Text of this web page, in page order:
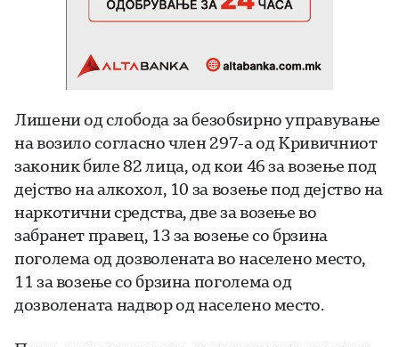
Лишени од слобода за безобѕирно управување
на возило согласно член 297-а од Кривичниот
законик биле 82 лица, од кои 46 за возење под
дејство на алкохол, 10 за возење под дејство на
наркотични средства, две за возење во
забранет правец, 13 за возење со брзина
поголема од дозволената во населено место,
11 за возење со брзина поголема од
дозволената надвор од населено место.